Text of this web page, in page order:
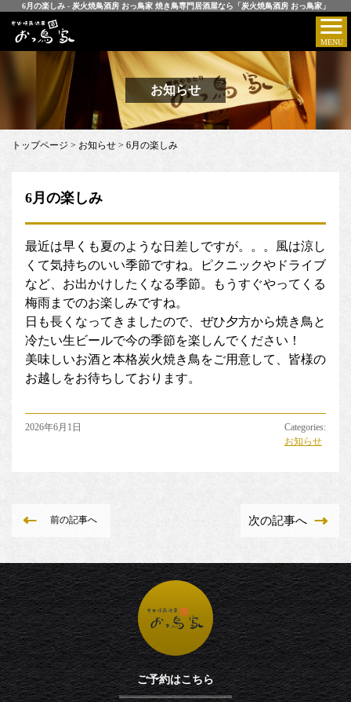
6月の楽しみ - 炭火焼鳥酒房 おっ鳥家 焼き鳥専門居酒屋なら「炭火焼鳥酒房 おっ鳥家」
お知らせ
トップページ > お知らせ > 6月の楽しみ
6月の楽しみ
最近は早くも夏のような日差しですが。。。風は涼し
くて気持ちのいい季節ですね。ピクニックやドライブ
など、お出かけしたくなる季節。もうすぐやってくる
梅雨までのお楽しみですね。
日も長くなってきましたので、ぜひ夕方から焼き鳥と
冷たい生ビールで今の季節を楽しんでください！
美味しいお酒と本格炭火焼き鳥をご用意して、皆様の
お越しをお待ちしております。
2026年6月1日
Categories:
お知らせ
前の記事へ 次の記事へ
ご予約はこちら